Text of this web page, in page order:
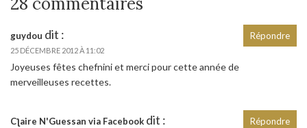
guydou dit :
25 DÉCEMBRE 2012 À 11:02
Joyeuses fêtes chefnini et merci pour cette année de
merveilleuses recettes.
Répondre
Cƪaire N'Guessan via Facebook dit : Répondre